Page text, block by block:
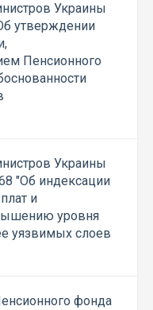
Украины
утверждении
Пенсионного
Украины
"Об индексации
и
уровня
уязвимых слоев
фонда